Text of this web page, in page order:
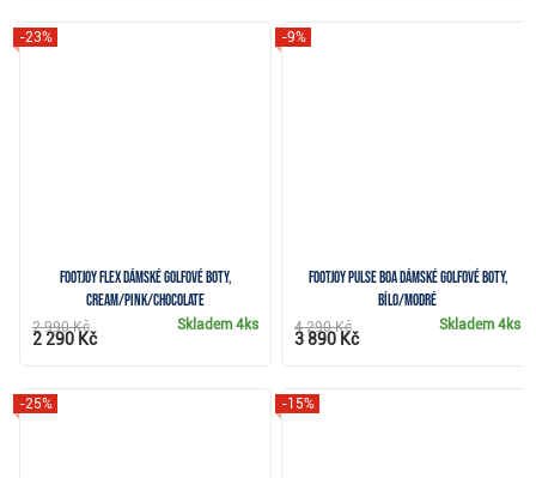
FootJoy Flex dámské golfové boty,
cream/pink/chocolate
-23%
Skladem4ks
2 990 Kč
2 290 Kč
FootJoy Pulse BOA dámské golfové boty,
bílo/modré
-9%
Skladem4ks
4 290 Kč
3 890 Kč
-25% -15%